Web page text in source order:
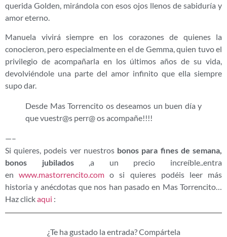
querida Golden, mirándola con esos ojos llenos de sabiduría y
amor eterno.
Manuela vivirá siempre en los corazones de quienes la
conocieron, pero especialmente en el de Gemma, quien tuvo el
privilegio de acompañarla en los últimos años de su vida,
devolviéndole una parte del amor infinito que ella siempre
supo dar.
Desde Mas Torrencito os deseamos un buen día y
que vuestr@s perr@ os acompañe!!!!
—–
Si quieres, podeis ver nuestros bonos para fines de semana,
bonos jubilados,a un precio increíble..entra
enwww.mastorrencito.com o si quieres podéis leer más
historia y anécdotas que nos han pasado en Mas Torrencito…
Haz clickaqui :
¿Te ha gustado la entrada? Compártela